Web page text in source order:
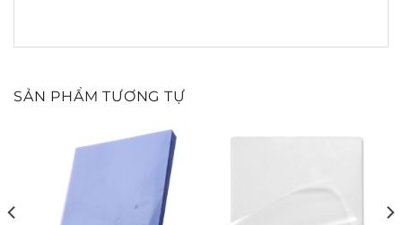
SẢN PHẨM TƯƠNG TỰ